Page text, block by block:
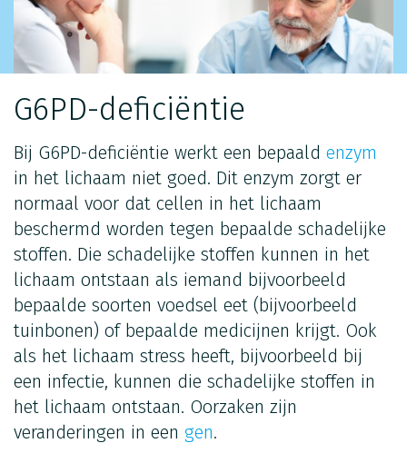
G6PD-deficiëntie
Bij G6PD-deficiëntie werkt een bepaald enzym
in het lichaam niet goed. Dit enzym zorgt er
normaal voor dat cellen in het lichaam
beschermd worden tegen bepaalde schadelijke
stoffen. Die schadelijke stoffen kunnen in het
lichaam ontstaan als iemand bijvoorbeeld
bepaalde soorten voedsel eet (bijvoorbeeld
tuinbonen) of bepaalde medicijnen krijgt. Ook
als het lichaam stress heeft, bijvoorbeeld bij
een infectie, kunnen die schadelijke stoffen in
het lichaam ontstaan. Oorzaken zijn
veranderingen in een gen.